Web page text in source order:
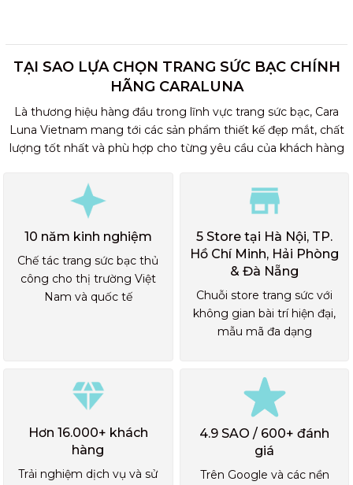
TẠI SAO LỰA CHỌN TRANG SỨC BẠC CHÍNH
HÃNG CARALUNA
Là thương hiệu hàng đầu trong lĩnh vực trang sức bạc, Cara
Luna Vietnam mang tới các sản phẩm thiết kế đẹp mắt, chất
lượng tốt nhất và phù hợp cho từng yêu cầu của khách hàng
10 năm kinh nghiệm
Chế tác trang sức bạc thủ
công cho thị trường Việt
Nam và quốc tế
5 Store tại Hà Nội, TP.
Hồ Chí Minh, Hải Phòng
& Đà Nẵng
Chuỗi store trang sức với
không gian bài trí hiện đại,
mẫu mã đa dạng
Hơn 16.000+ khách
hàng
Trải nghiệm dịch vụ và sử
4.9 SAO / 600+ đánh
giá
Trên Google và các nền